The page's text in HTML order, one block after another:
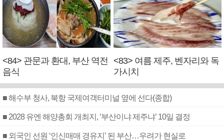
<84> 관문과 환대, 부산 역전
음식
<83> 여름 제주, 벤자리와 독
가시치
■ 해수부 청사, 북항 국제여객터미널 옆에 선다(종합)
■ 2028 유엔 해양총회 개최지, ‘부산이냐 제주냐’ 10일 결정
■ 외국인 선원 ‘인신매매 경유지’ 된 부산…우려가 현실로